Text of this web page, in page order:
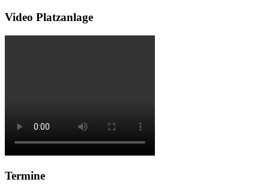
Video Platzanlage
Termine